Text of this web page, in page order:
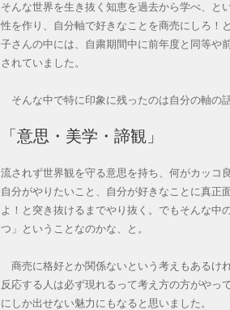
そんな世界を生き抜く知恵を過去から学べ、と
性を作り、自分軸で好きなことを商売にしろ！
子さんの中には、自粛期間中に前年度と同等や
されていました。
そんな中で特に印象に残ったのは自分の軸の話
「意思・美学・諦観」
流されず世界観を守る意思を持ち、何がカッコ
自分がやりたいこと、自分が好きなことに真正
よ！と突き抜けるまでやり抜く。でもそんな中
つ」ということなのかな、と。
商売に格好とか関係ないという考えもあるけ
反応する人は必ず現れるって考え方の方がやっ
にしか出せない魅力にもなると思いました。